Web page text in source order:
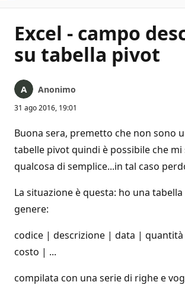
Excel - campo
su tabella pivot
Anonimo
31 ago 2016, 19:01
Buona sera, premetto che non sono
tabelle pivot quindi è possibile che mi
qualcosa di semplice...in tal caso
La situazione è questa: ho una
genere:
codice | descrizione | data |
costo | ...
compilata con una serie di righe e